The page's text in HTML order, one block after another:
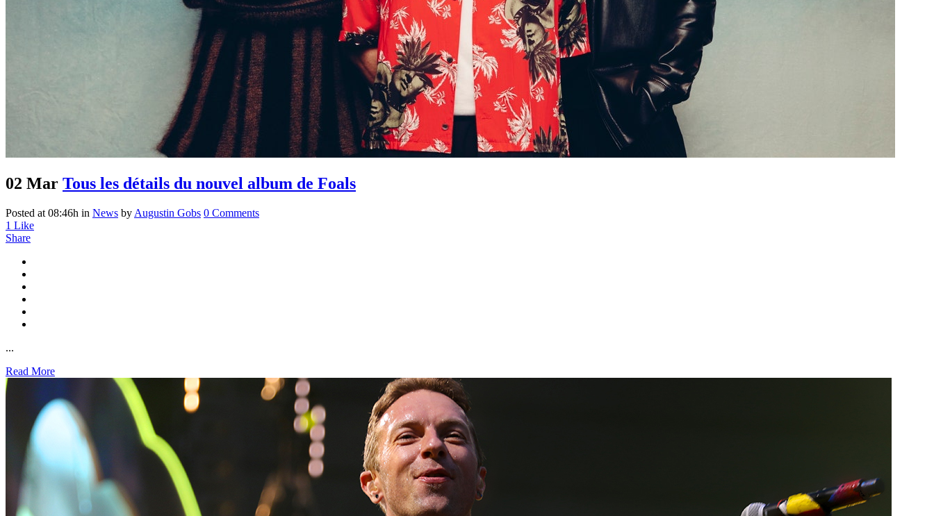
02 Mar Tous les détails du nouvel album de Foals
Posted at 08:46h in News by Augustin Gobs 0 Comments
1 Like
Share
...
Read More